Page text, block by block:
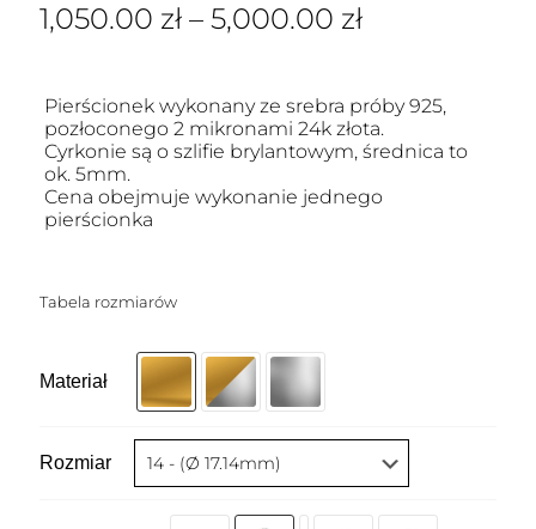
1,050.00 zł – 5,000.00 zł
Pierścionek wykonany ze srebra próby 925,
pozłoconego 2 mikronami 24k złota.
Cyrkonie są o szlifie brylantowym, średnica to
ok. 5mm.
Cena obejmuje wykonanie jednego
pierścionka
Tabela rozmiarów
Materiał
Rozmiar